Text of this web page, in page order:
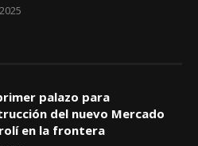
palazo para
del nuevo Mercado
en la frontera